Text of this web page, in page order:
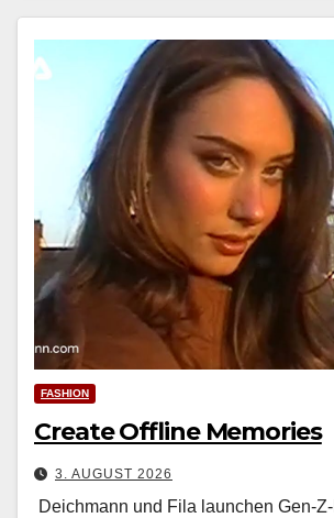
FASHION
Create Offline Memories
3. AUGUST 2026
Deichmann und Fila launchen Gen-